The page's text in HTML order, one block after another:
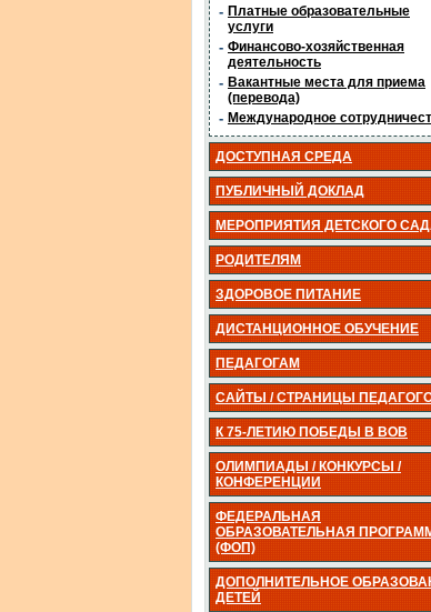
- Платные образовательные
услуги
- Финансово-хозяйственная
деятельность
- Вакантные места для приема
(перевода)
- Международное
ДОСТУПНАЯ СРЕДА
ПУБЛИЧНЫЙ ДОКЛАД
МЕРОПРИЯТИЯ ДЕТСКОГО
РОДИТЕЛЯМ
ЗДОРОВОЕ ПИТАНИЕ
ДИСТАНЦИОННОЕ ОБУЧЕНИЕ
ПЕДАГОГАМ
САЙТЫ / СТРАНИЦЫ
К 75-ЛЕТИЮ ПОБЕДЫ В ВОВ
ОЛИМПИАДЫ / КОНКУРСЫ /
КОНФЕРЕНЦИИ
ФЕДЕРАЛЬНАЯ
ОБРАЗОВАТЕЛЬНАЯ
(ФОП)
ДОПОЛНИТЕЛЬНОЕ
ДЕТЕЙ